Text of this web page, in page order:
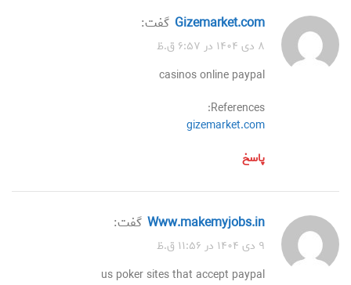
gizemarket.com گفت:
۸ دی ۱۴۰۴ در ۶:۵۷ ق.ظ
casinos online paypal
References:
gizemarket.com
پاسخ
www.makemyjobs.in گفت:
۹ دی ۱۴۰۴ در ۱۱:۵۶ ق.ظ
us poker sites that accept paypal